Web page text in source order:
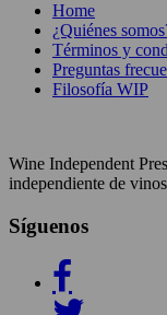
Home
¿Quiénes
Términos y
Preguntas
Filosofía WIP
Wine Independent
independiente de
Síguenos